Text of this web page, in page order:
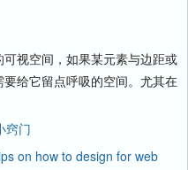
视空间，如果某元素与边距或
给它留点呼吸的空间。尤其在
窍门
on how to design for web